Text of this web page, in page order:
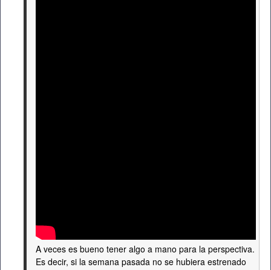
A veces es bueno tener algo a mano para la perspectiva.
Es decir, si la semana pasada no se hubiera estrenado